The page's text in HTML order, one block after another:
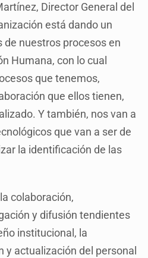
Director General del
está dando un
de nuestros procesos en
Humana, con lo cual
que tenemos,
que ellos tienen,
Y también, nos van a
que van a ser de
la identificación de las
colaboración,
y difusión tendientes
institucional, la
actualización del personal